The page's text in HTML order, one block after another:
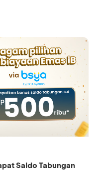
Saldo Tabungan